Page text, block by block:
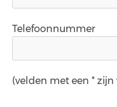
Telefoonnummer
(velden met een *